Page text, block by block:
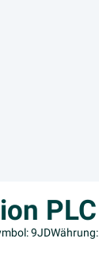
PLC
9JDWährung: